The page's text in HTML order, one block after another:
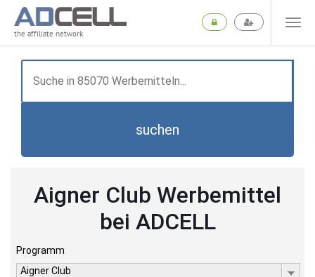
the affiliate network
suchen
Aigner Club Werbemittel
bei ADCELL
Programm
Aigner Club